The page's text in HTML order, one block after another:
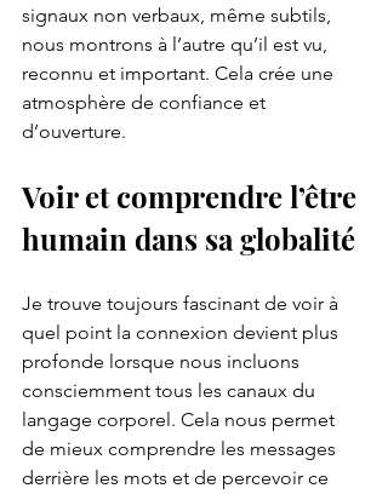
signaux non verbaux, même subtils,
nous montrons à l’autre qu’il est vu,
reconnu et important. Cela crée une
atmosphère de confiance et
d’ouverture.
Voir et comprendre l’être
humain dans sa globalité
Je trouve toujours fascinant de voir à
quel point la connexion devient plus
profonde lorsque nous incluons
consciemment tous les canaux du
langage corporel. Cela nous permet
de mieux comprendre les messages
derrière les mots et de percevoir ce